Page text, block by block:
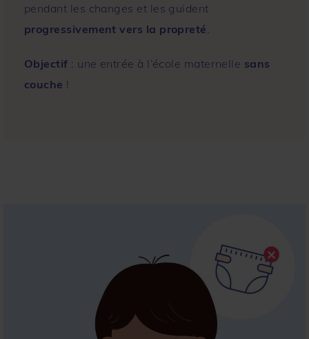
pendant les changes et les guident
progressivement vers la propreté
Objectif : une entrée à l’école maternelle sans
couche !